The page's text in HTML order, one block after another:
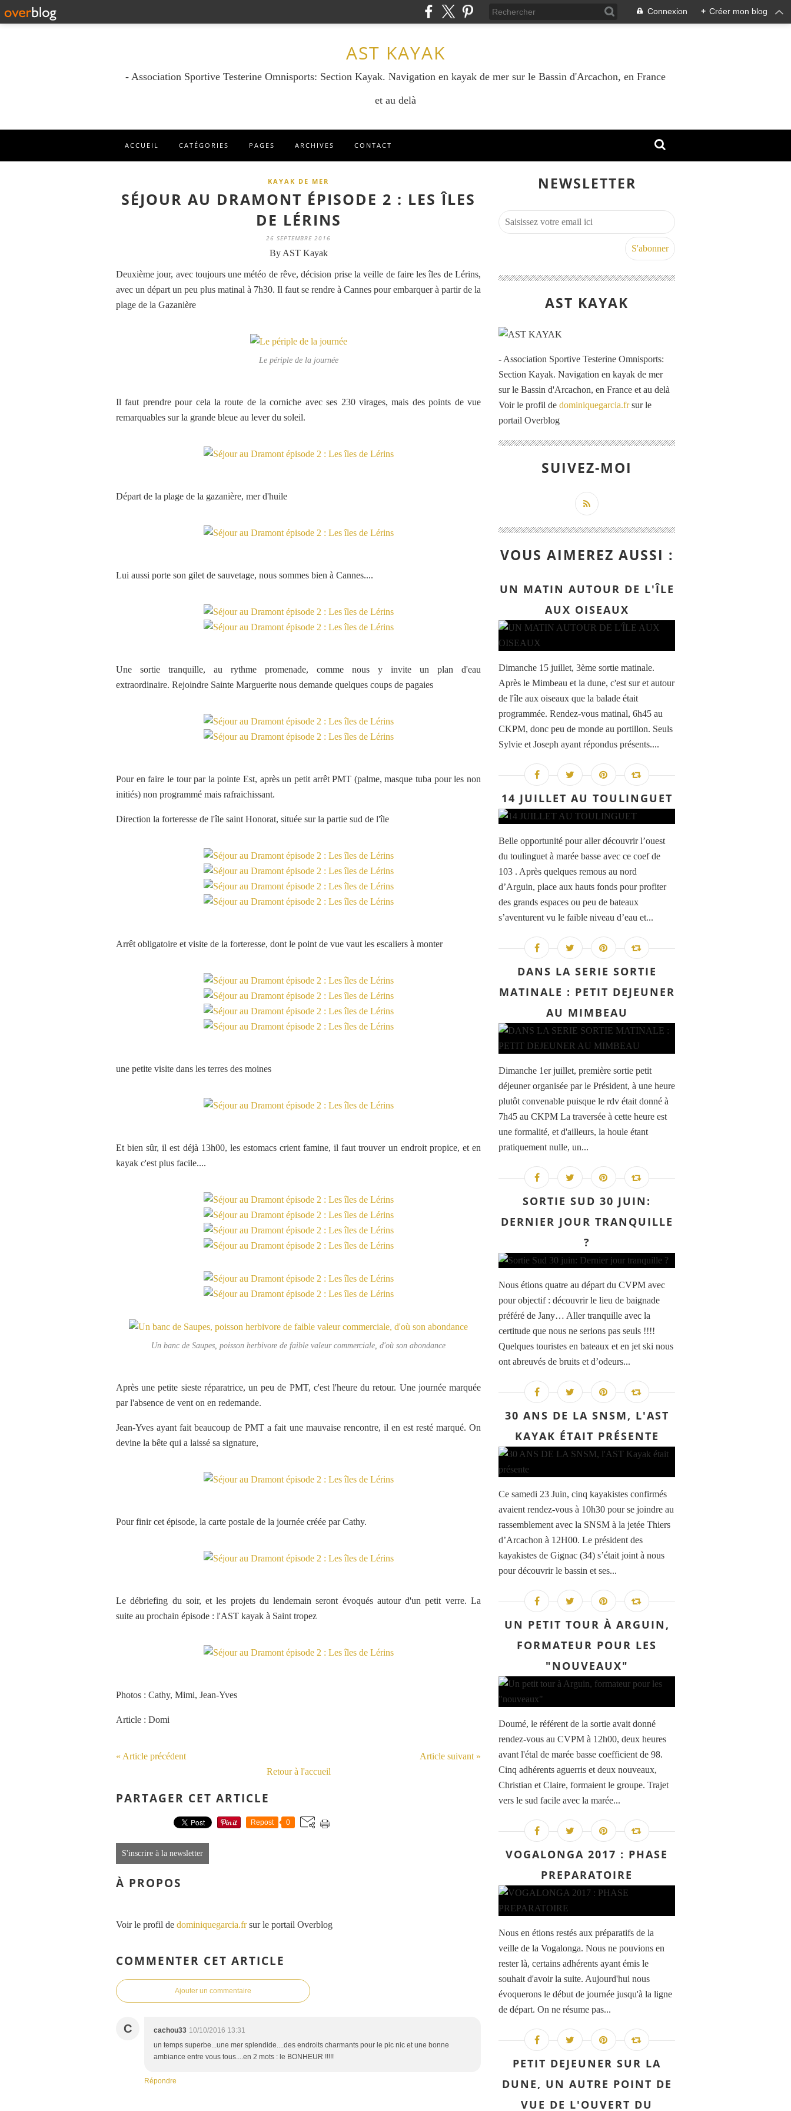
Connexion + Créer mon blog
AST KAYAK
- Association Sportive Testerine Omnisports: Section Kayak. Navigation en kayak de mer sur le Bassin d'Arcachon, en France
et au delà
ACCUEIL CATÉGORIES PAGES ARCHIVES CONTACT
KAYAK DE MER
SÉJOUR AU DRAMONT ÉPISODE 2 : LES ÎLES
DE LÉRINS
26 SEPTEMBRE 2016
By AST Kayak
Deuxième jour, avec toujours une météo de rêve, décision prise la veille de faire les îles de Lérins,
avec un départ un peu plus matinal à 7h30. Il faut se rendre à Cannes pour embarquer à partir de la
plage de la Gazanière
Le périple de la journée
Il faut prendre pour cela la route de la corniche avec ses 230 virages, mais des points de vue
remarquables sur la grande bleue au lever du soleil.
Départ de la plage de la gazanière, mer d'huile
Lui aussi porte son gilet de sauvetage, nous sommes bien à Cannes....
Une sortie tranquille, au rythme promenade, comme nous y invite un plan d'eau
extraordinaire. Rejoindre Sainte Marguerite nous demande quelques coups de pagaies
Pour en faire le tour par la pointe Est, après un petit arrêt PMT (palme, masque tuba pour les non
initiés) non programmé mais rafraichissant.
Direction la forteresse de l'île saint Honorat, située sur la partie sud de l'île
Arrêt obligatoire et visite de la forteresse, dont le point de vue vaut les escaliers à monter
une petite visite dans les terres des moines
Et bien sûr, il est déjà 13h00, les estomacs crient famine, il faut trouver un endroit propice, et en
kayak c'est plus facile....
Un banc de Saupes, poisson herbivore de faible valeur commerciale, d'où son abondance
Après une petite sieste réparatrice, un peu de PMT, c'est l'heure du retour. Une journée marquée
par l'absence de vent on en redemande.
Jean-Yves ayant fait beaucoup de PMT a fait une mauvaise rencontre, il en est resté marqué. On
devine la bête qui a laissé sa signature,
Pour finir cet épisode, la carte postale de la journée créée par Cathy.
Le débriefing du soir, et les projets du lendemain seront évoqués autour d'un petit verre. La
suite au prochain épisode : l'AST kayak à Saint tropez
Photos : Cathy, Mimi, Jean-Yves
Article : Domi
« Article précédent
Article suivant »
Retour à l'accueil
PARTAGER CET ARTICLE
Repost 0
S'inscrire à la newsletter
À PROPOS
Voir le profil de dominiquegarcia.frsur le portail Overblog
COMMENTER CET ARTICLE
Ajouter un commentaire
C cachou33 10/10/2016 13:31
un temps superbe...une mer splendide....des endroits charmants pour le pic nic et une bonne
ambiance entre vous tous....en 2 mots : le BONHEUR !!!!!
Répondre
NEWSLETTER
AST KAYAK
- Association Sportive Testerine Omnisports:
Section Kayak. Navigation en kayak de mer
sur le Bassin d'Arcachon, en France et au delà
Voir le profil de dominiquegarcia.frsur le
portail Overblog
SUIVEZ-MOI
VOUS AIMEREZ AUSSI :
UN MATIN AUTOUR DE L'ÎLE
AUX OISEAUX
Dimanche 15 juillet, 3ème sortie matinale.
Après le Mimbeau et la dune, c'est sur et autour
de l'île aux oiseaux que la balade était
programmée. Rendez-vous matinal, 6h45 au
CKPM, donc peu de monde au portillon. Seuls
Sylvie et Joseph ayant répondus présents....
14 JUILLET AU TOULINGUET
Belle opportunité pour aller découvrir l’ouest
du toulinguet à marée basse avec ce coef de
103 . Après quelques remous au nord
d’Arguin, place aux hauts fonds pour profiter
des grands espaces ou peu de bateaux
s’aventurent vu le faible niveau d’eau et...
DANS LA SERIE SORTIE
MATINALE : PETIT DEJEUNER
AU MIMBEAU
Dimanche 1er juillet, première sortie petit
déjeuner organisée par le Président, à une heure
plutôt convenable puisque le rdv était donné à
7h45 au CKPM La traversée à cette heure est
une formalité, et d'ailleurs, la houle étant
pratiquement nulle, un...
SORTIE SUD 30 JUIN:
DERNIER JOUR TRANQUILLE
?
Nous étions quatre au départ du CVPM avec
pour objectif : découvrir le lieu de baignade
préféré de Jany… Aller tranquille avec la
certitude que nous ne serions pas seuls !!!!
Quelques touristes en bateaux et en jet ski nous
ont abreuvés de bruits et d’odeurs...
30 ANS DE LA SNSM, L'AST
KAYAK ÉTAIT PRÉSENTE
Ce samedi 23 Juin, cinq kayakistes confirmés
avaient rendez-vous à 10h30 pour se joindre au
rassemblement avec la SNSM à la jetée Thiers
d’Arcachon à 12H00. Le président des
kayakistes de Gignac (34) s’était joint à nous
pour découvrir le bassin et ses...
UN PETIT TOUR À ARGUIN,
FORMATEUR POUR LES
"NOUVEAUX"
Doumé, le référent de la sortie avait donné
rendez-vous au CVPM à 12h00, deux heures
avant l'étal de marée basse coefficient de 98.
Cinq adhérents aguerris et deux nouveaux,
Christian et Claire, formaient le groupe. Trajet
vers le sud facile avec la marée...
VOGALONGA 2017 : PHASE
PREPARATOIRE
Nous en étions restés aux préparatifs de la
veille de la Vogalonga. Nous ne pouvions en
rester là, certains adhérents ayant émis le
souhait d'avoir la suite. Aujourd'hui nous
évoquerons le début de journée jusqu'à la ligne
de départ. On ne résume pas...
PETIT DEJEUNER SUR LA
DUNE, UN AUTRE POINT DE
VUE DE L'OUVERT DU